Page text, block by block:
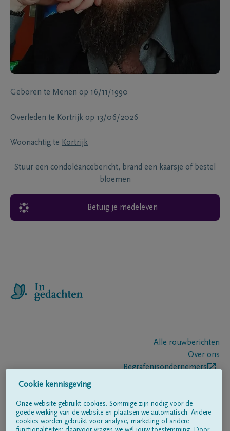
Geboren te Menen op 16/11/1990
Overleden te Kortrijk op 13/06/2026
Woonachtig te Kortrijk
Stuur een condoléancebericht, brand een kaarsje of bestel
bloemen
Betuig je medeleven
Alle rouwberichten
Over ons
Begrafenisondernemers
Volg ons op
Cookie kennisgeving
Onze website gebruikt cookies. Sommige zijn nodig voor de
goede werking van de website en plaatsen we automatisch. Andere
cookies worden gebruikt voor analyse, marketing of andere